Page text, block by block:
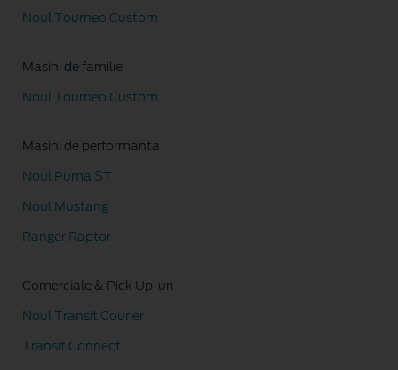
Noul Tourneo Custom
Masini de familie
Noul Tourneo Custom
Masini de performanta
Noul Puma ST
Noul Mustang
Ranger Raptor
Comerciale & Pick Up-uri
Noul Transit Courier
Transit Connect